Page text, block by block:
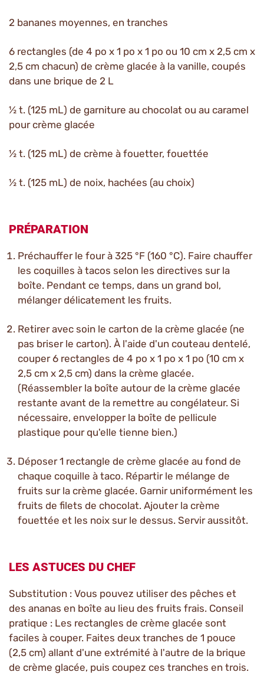
2 bananes moyennes, en tranches
6 rectangles (de 4 po x 1 po x 1 po ou 10 cm x 2,5 cm x
2,5 cm chacun) de crème glacée à la vanille, coupés
dans une brique de 2 L
½ t. (125 mL) de garniture au chocolat ou au caramel
pour crème glacée
½ t. (125 mL) de crème à fouetter, fouettée
½ t. (125 mL) de noix, hachées (au choix)
PRÉPARATION
Préchauffer le four à 325 °F (160 °C). Faire chauffer
les coquilles à tacos selon les directives sur la
boîte. Pendant ce temps, dans un grand bol,
mélanger délicatement les fruits.
Retirer avec soin le carton de la crème glacée (ne
pas briser le carton). À l'aide d'un couteau dentelé,
couper 6 rectangles de 4 po x 1 po x 1 po (10 cm x
2,5 cm x 2,5 cm) dans la crème glacée.
(Réassembler la boîte autour de la crème glacée
restante avant de la remettre au congélateur. Si
nécessaire, envelopper la boîte de pellicule
plastique pour qu'elle tienne bien.)
Déposer 1 rectangle de crème glacée au fond de
chaque coquille à taco. Répartir le mélange de
fruits sur la crème glacée. Garnir uniformément les
fruits de filets de chocolat. Ajouter la crème
fouettée et les noix sur le dessus. Servir aussitôt.
LES ASTUCES DU CHEF
Substitution : Vous pouvez utiliser des pêches et
des ananas en boîte au lieu des fruits frais. Conseil
pratique : Les rectangles de crème glacée sont
faciles à couper. Faites deux tranches de 1 pouce
(2,5 cm) allant d'une extrémité à l'autre de la brique
de crème glacée, puis coupez ces tranches en trois.